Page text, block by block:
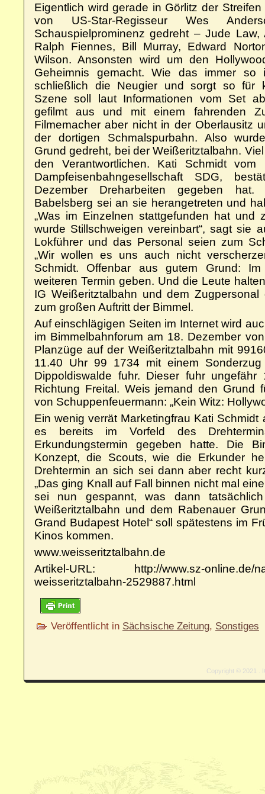
Eigentlich wird gerade in Görlitz der Streifen
von US-Star-Regisseur Wes
Schauspielprominenz gedreht – Jude Law,
Ralph Fiennes, Bill Murray, Edward
Wilson. Ansonsten wird um den
Geheimnis gemacht. Wie das immer
schließlich die Neugier und sorgt so für
Szene soll laut Informationen vom Set
gefilmt aus und mit einem fahrenden
Filmemacher aber nicht in der Oberlausitz
der dortigen Schmalspurbahn. Also
Grund gedreht, bei der Weißeritztalbahn.
den Verantwortlichen. Kati Schmidt vom
Dampfeisenbahngesellschaft SDG,
Dezember Dreharbeiten gegeben hat.
Babelsberg sei an sie herangetreten und
„Was im Einzelnen stattgefunden hat und
wurde Stillschweigen vereinbart“, sagt sie
Lokführer und das Personal seien zum
„Wir wollen es uns auch nicht
Schmidt. Offenbar aus gutem Grund:
weiteren Termin geben. Und die Leute
IG Weißeritztalbahn und dem
zum großen Auftritt der Bimmel.
Auf einschlägigen Seiten im Internet wird
im Bimmelbahnforum am 18. Dezember
Planzüge auf der Weißeritztalbahn mit
11.40 Uhr 99 1734 mit einem
Dippoldiswalde fuhr. Dieser fuhr
Richtung Freital. Weis jemand den Grund
von Schuppenfeuermann: „Kein Witz:
Ein wenig verrät Marketingfrau Kati
es bereits im Vorfeld des
Erkundungstermin gegeben hatte. Die
Konzept, die Scouts, wie die Erkunder
Drehtermin an sich sei dann aber recht
„Das ging Knall auf Fall binnen nicht mal
sei nun gespannt, was dann
Weißeritztalbahn und dem Rabenauer
Grand Budapest Hotel“ soll spätestens im
Kinos kommen.
www.weisseritztalbahn.de
Artikel-URL: http://www.sz-online.de/
weisseritztalbahn-2529887.html
Veröffentlicht in Sächsische Zeitung, Sonstiges
Copyright © 2021 .